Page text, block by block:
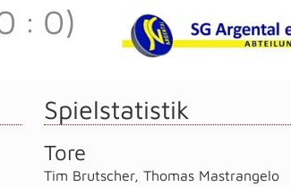
: 0)
Spielstatistik
Tore
Tim Brutscher, Thomas Mastrangelo